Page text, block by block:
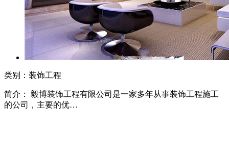
类别：装饰工程
简介： 毅博装饰工程有限公司是一家多年从事装饰工程施工
的公司，主要的优…